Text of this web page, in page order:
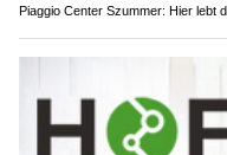
Piaggio Center Szummer: Hier lebt